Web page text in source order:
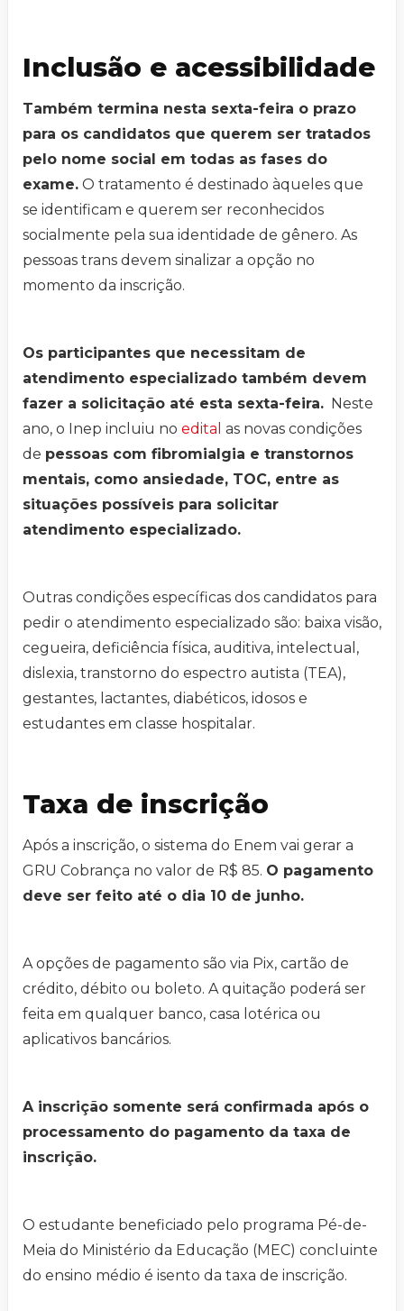
Inclusão e acessibilidade
Também termina nesta sexta-feira o prazo
para os candidatos que querem ser tratados
pelo nome social em todas as fases do
exame. O tratamento é destinado àqueles que
se identificam e querem ser reconhecidos
socialmente pela sua identidade de gênero. As
pessoas trans devem sinalizar a opção no
momento da inscrição.
Os participantes que necessitam de
atendimento especializado também devem
fazer a solicitação até esta sexta-feira. Neste
ano, o Inep incluiu no edital as novas condições
de pessoas com fibromialgia e transtornos
mentais, como ansiedade, TOC, entre as
situações possíveis para solicitar
atendimento especializado.
Outras condições específicas dos candidatos para
pedir o atendimento especializado são: baixa visão,
cegueira, deficiência física, auditiva, intelectual,
dislexia, transtorno do espectro autista (TEA),
gestantes, lactantes, diabéticos, idosos e
estudantes em classe hospitalar.
Taxa de inscrição
Após a inscrição, o sistema do Enem vai gerar a
GRU Cobrança no valor de R$ 85. O pagamento
deve ser feito até o dia 10 de junho.
A opções de pagamento são via Pix, cartão de
crédito, débito ou boleto. A quitação poderá ser
feita em qualquer banco, casa lotérica ou
aplicativos bancários.
A inscrição somente será confirmada após o
processamento do pagamento da taxa de
inscrição.
O estudante beneficiado pelo programa Pé-de-
Meia do Ministério da Educação (MEC) concluinte
do ensino médio é isento da taxa de inscrição.